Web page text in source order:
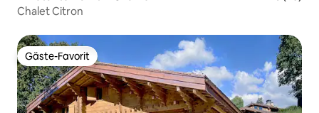
Chalet Citron
Gäste-Favorit
Gäste-Favorit